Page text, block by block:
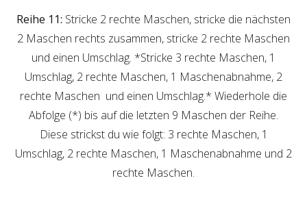
Reihe 11: Stricke 2 rechte Maschen, stricke die nächsten
2 Maschen rechts zusammen, stricke 2 rechte Maschen
und einen Umschlag. *Stricke 3 rechte Maschen, 1
Umschlag, 2 rechte Maschen, 1 Maschenabnahme, 2
rechte Maschen und einen Umschlag.* Wiederhole die
Abfolge (*) bis auf die letzten 9 Maschen der Reihe.
Diese strickst du wie folgt: 3 rechte Maschen, 1
Umschlag, 2 rechte Maschen, 1 Maschenabnahme und 2
rechte Maschen.